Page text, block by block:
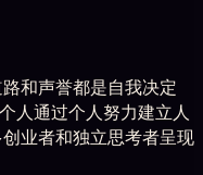
和声誉都是自我决定
人通过个人努力建立人
业者和独立思考者呈现